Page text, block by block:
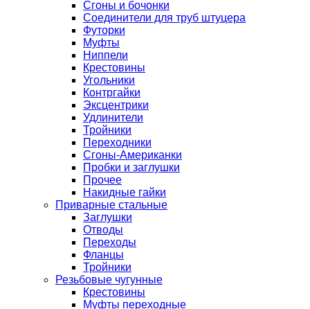
Сгоны и бочонки
Соединители для труб штуцера
Футорки
Муфты
Ниппели
Крестовины
Угольники
Контргайки
Эксцентрики
Удлинители
Тройники
Переходники
Сгоны-Американки
Пробки и заглушки
Прочее
Накидные гайки
Приварные стальные
Заглушки
Отводы
Переходы
Фланцы
Тройники
Резьбовые чугунные
Крестовины
Муфты переходные